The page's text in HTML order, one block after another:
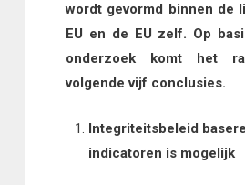
wordt gevormd binnen de
EU en de EU zelf. Op
onderzoek komt het
volgende vijf conclusies.
Integriteitsbeleid
indicatoren is mogelijk